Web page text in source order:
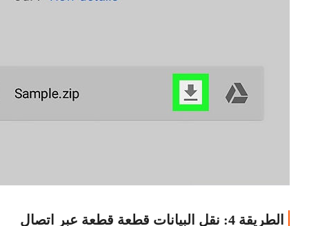
الطريقة 4: نقل البيانات قطعة قطعة عبر اتصال